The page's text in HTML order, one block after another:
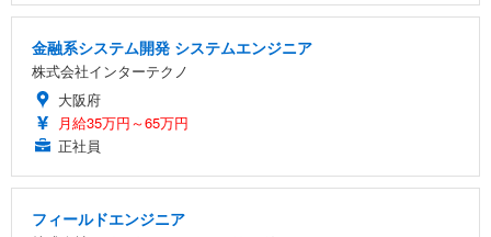
金融系システム開発 システムエンジニア
株式会社インターテクノ
大阪府
月給35万円～65万円
正社員
フィールドエンジニア